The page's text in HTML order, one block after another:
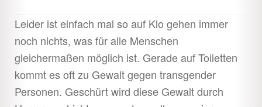
Leider ist einfach mal so auf Klo gehen immer
noch nichts, was für alle Menschen
gleichermaßen möglich ist. Gerade auf Toiletten
kommt es oft zu Gewalt gegen transgender
Personen. Geschürt wird diese Gewalt durch